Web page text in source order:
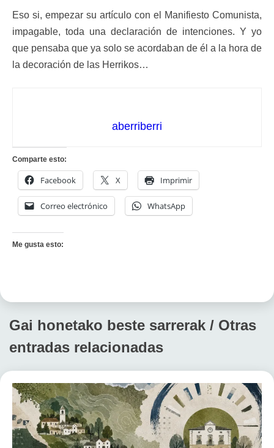
Eso si, empezar su artículo con el Manifiesto Comunista,
impagable, toda una declaración de intenciones. Y yo
que pensaba que ya solo se acordaban de él a la hora de
la decoración de las Herrikos…
aberriberri
Comparte esto:
Facebook X Imprimir
Correo electrónico WhatsApp
Me gusta esto:
Gai honetako beste sarrerak / Otras
entradas relacionadas